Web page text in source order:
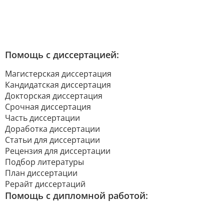
Помощь с диссертацией:
Магистерская диссертация
Кандидатская диссертация
Докторская диссертация
Срочная диссертация
Часть диссертации
Доработка диссертации
Статьи для диссертации
Рецензия для диссертации
Подбор литературы
План диссертации
Рерайт диссертаций
Помощь с дипломной работой: